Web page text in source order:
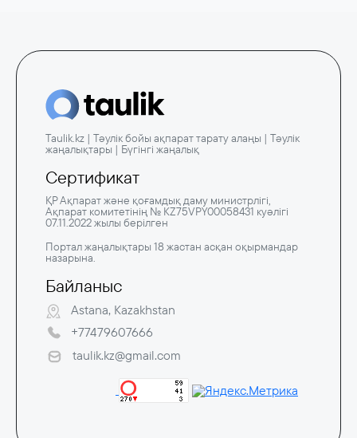
Taulik.kz | Тәулік бойы ақпарат тарату алаңы | Тәулік
жаңалықтары | Бүгінгі жаңалық
Сертификат
ҚР Ақпарат және қоғамдық даму министрлігі,
Ақпарат комитетінің № KZ75VPY00058431 куәлігі
07.11.2022 жылы берілген
Портал жаңалықтары 18 жастан асқан оқырмандар
назарына.
Байланыс
Astana, Kazakhstan
+77479607666
taulik.kz@gmail.com